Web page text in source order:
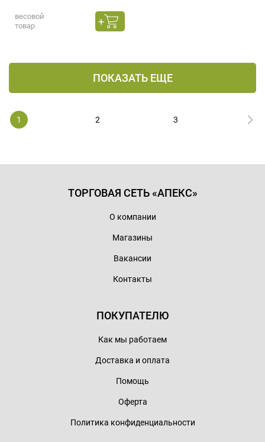
весовой
товар
ПОКАЗАТЬ ЕЩЕ
1 2 3
ТОРГОВАЯ СЕТЬ «АПЕКС»
О компании
Магазины
Вакансии
Контакты
ПОКУПАТЕЛЮ
Как мы работаем
Доставка и оплата
Помощь
Оферта
Политика конфиденциальности